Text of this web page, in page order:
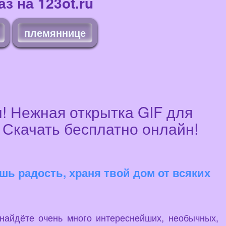
племяннице
открытка GIF для
бесплатно онлайн!
радость, храня твой дом от всяких
очень много интереснейших, необычных,